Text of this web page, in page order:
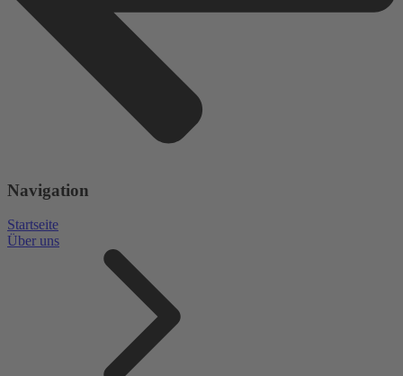
Navigation
Startseite
Über uns